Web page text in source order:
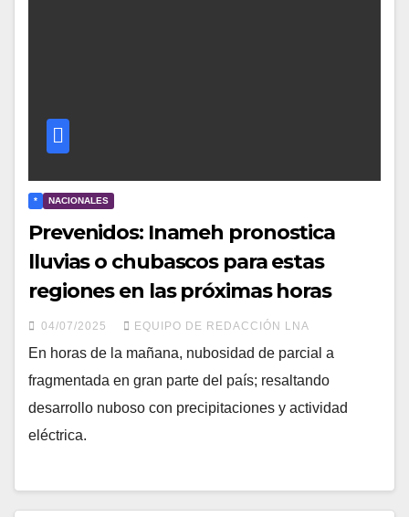
* NACIONALES
Prevenidos: Inameh pronostica
lluvias o chubascos para estas
regiones en las próximas horas
04/07/2025 EQUIPO DE REDACCIÓN LNA
En horas de la mañana, nubosidad de parcial a
fragmentada en gran parte del país; resaltando
desarrollo nuboso con precipitaciones y actividad
eléctrica.